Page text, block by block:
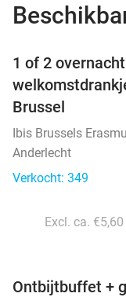
1 of 2
Brussel
Ibis Brussels
Anderlecht
Verkocht: 349
Excl. ca.
Ontbijtbuffet +